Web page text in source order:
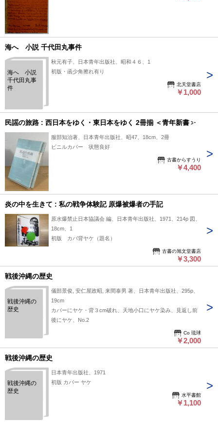
海へ 小説 千代田丸事件
海へ 小説
千代田丸事
件
秋元有子、日本青年出版社、昭和４６、1
初版・函少角擦れ有り
北天堂書店
￥1,000
民謡の旅路 : 西日本をゆく・東日本をゆく 2冊揃 ＜青年新書＞
服部知治著、日本青年出版社、昭47、18cm、2冊
ビニルカバー 状態良好
古書からすうり
￥4,400
炎の中を生きて : 私の戦争体験記 原爆被爆者の手記
原水爆禁止日本協議会 編、日本青年出版社、1971、214p 図、
18cm、1
初版 カバ背ヤケ（題名）
古書の旭文堂書店
￥3,300
戦後沖縄の歴史
戦後沖縄の
歴史
儀部景俊, 安仁屋政昭, 来間泰男 著、日本青年出版社、295p、
19cm
カバーにヤケ・背３cm破れ、天地小口にヤケ染み、見返し前
後にヤケ、No.2
Co 琉球
￥2,000
戦後沖縄の歴史
戦後沖縄の
歴史
日本青年出版社、1971
初版 カバー ヤケ
水平書館
￥1,100